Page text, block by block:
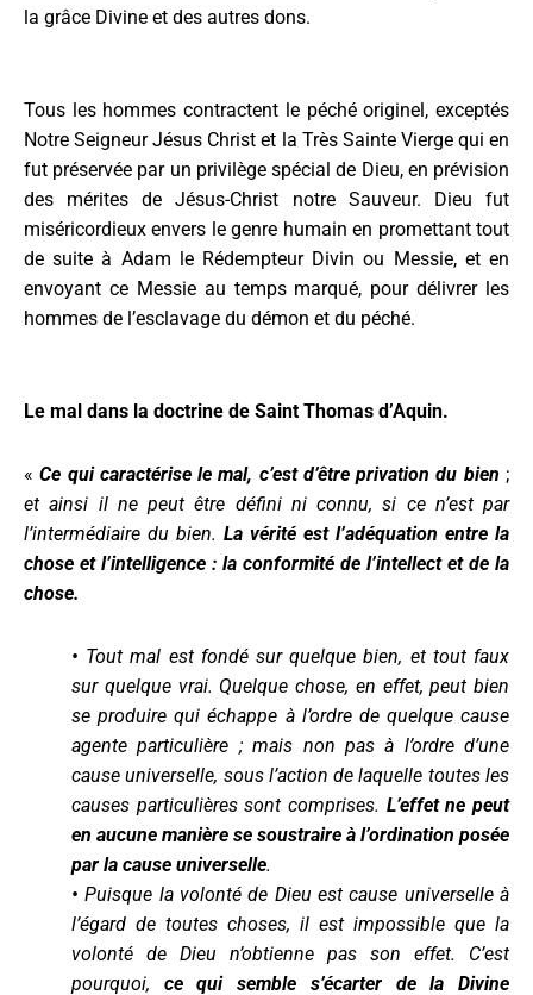
la grâce Divine et des autres dons.
Tous les hommes contractent le péché originel, exceptés
Notre Seigneur Jésus Christ et la Très Sainte Vierge qui en
fut préservée par un privilège spécial de Dieu, en prévision
des mérites de Jésus-Christ notre Sauveur. Dieu fut
miséricordieux envers le genre humain en promettant tout
de suite à Adam le Rédempteur Divin ou Messie, et en
envoyant ce Messie au temps marqué, pour délivrer les
hommes de l’esclavage du démon et du péché.
Le mal dans la doctrine de Saint Thomas d’Aquin.
«Ce qui caractérise le mal, c’est d’être privation du bien ;
et ainsi il ne peut être défini ni connu, si ce n’est par
l’intermédiaire du bien. La vérité est l’adéquation entre la
chose et l’intelligence : la conformité de l’intellect et de la
chose.
• Tout mal est fondé sur quelque bien, et tout faux
sur quelque vrai. Quelque chose, en effet, peut bien
se produire qui échappe à l’ordre de quelque cause
agente particulière ; mais non pas à l’ordre d’une
cause universelle, sous l’action de laquelle toutes les
causes particulières sont comprises. L’effet ne peut
en aucune manière se soustraire à l’ordination posée
par la cause universelle.
• Puisque la volonté de Dieu est cause universelle à
l’égard de toutes choses, il est impossible que la
volonté de Dieu n’obtienne pas son effet. C’est
pourquoi, ce qui semble s’écarter de la Divine